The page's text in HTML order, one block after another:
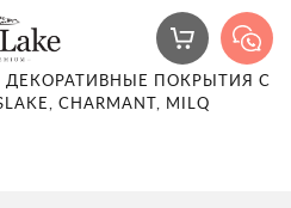
ДЕКОРАТИВНЫЕ ПОКРЫТИЯ С
CHARMANT, MILQ